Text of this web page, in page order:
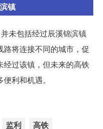
镇
未包括经过辰溪锦滨镇
将连接不同的城市，促
经过该镇，但未来的高铁
利和机遇。
监利 高铁